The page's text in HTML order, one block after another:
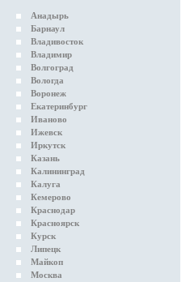
Анадырь
Барнаул
Владивосток
Владимир
Волгоград
Вологда
Воронеж
Екатеринбург
Иваново
Ижевск
Иркутск
Казань
Калининград
Калуга
Кемерово
Краснодар
Красноярск
Курск
Липецк
Майкоп
Москва